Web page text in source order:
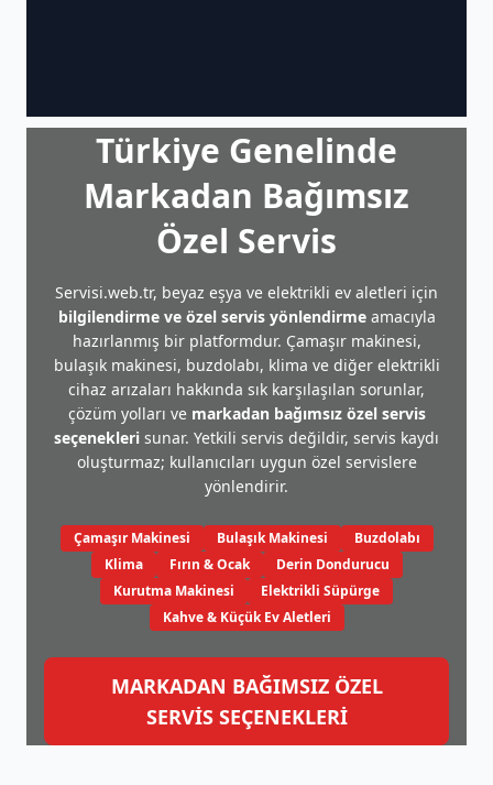
Türkiye Genelinde
Markadan Bağımsız
Özel Servis
Servisi.web.tr, beyaz eşya ve elektrikli ev aletleri için
bilgilendirme ve özel servis yönlendirmeamacıyla
hazırlanmış bir platformdur. Çamaşır makinesi,
bulaşık makinesi, buzdolabı, klima ve diğer elektrikli
cihaz arızaları hakkında sık karşılaşılan sorunlar,
çözüm yolları ve markadan bağımsız özel servis
seçenekleri sunar. Yetkili servis değildir, servis kaydı
oluşturmaz; kullanıcıları uygun özel servislere
yönlendirir.
Çamaşır Makinesi Bulaşık Makinesi
Buzdolabı
Klima
Fırın & Ocak
Derin Dondurucu
Kurutma Makinesi
Elektrikli Süpürge
Kahve & Küçük Ev Aletleri
MARKADAN BAĞIMSIZ ÖZEL
SERVİS SEÇENEKLERİ